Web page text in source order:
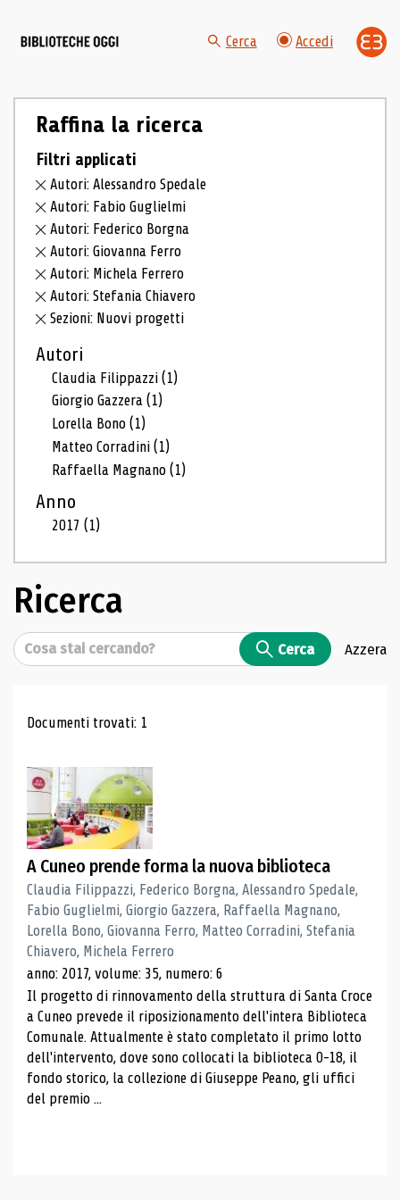
Cerca Accedi
Raffina la ricerca
Filtri applicati
Autori: Alessandro Spedale
Autori: Fabio Guglielmi
Autori: Federico Borgna
Autori: Giovanna Ferro
Autori: Michela Ferrero
Autori: Stefania Chiavero
Sezioni: Nuovi progetti
Autori
Claudia Filippazzi(1)
Giorgio Gazzera(1)
Lorella Bono(1)
Matteo Corradini(1)
Raffaella Magnano(1)
Anno
2017(1)
Ricerca
Cerca Cerca Azzera
Risultati di ricerca
Documenti trovati: 1
A Cuneo prende forma la nuova biblioteca
Claudia Filippazzi, Federico Borgna, Alessandro Spedale,
Fabio Guglielmi, Giorgio Gazzera, Raffaella Magnano,
Lorella Bono, Giovanna Ferro, Matteo Corradini, Stefania
Chiavero, Michela Ferrero
anno: 2017, volume: 35, numero: 6
Il progetto di rinnovamento della struttura di Santa Croce
a Cuneo prevede il riposizionamento dell'intera Biblioteca
Comunale. Attualmente è stato completato il primo lotto
dell'intervento, dove sono collocati la biblioteca 0-18, il
fondo storico, la collezione di Giuseppe Peano, gli uffici
del premio ...